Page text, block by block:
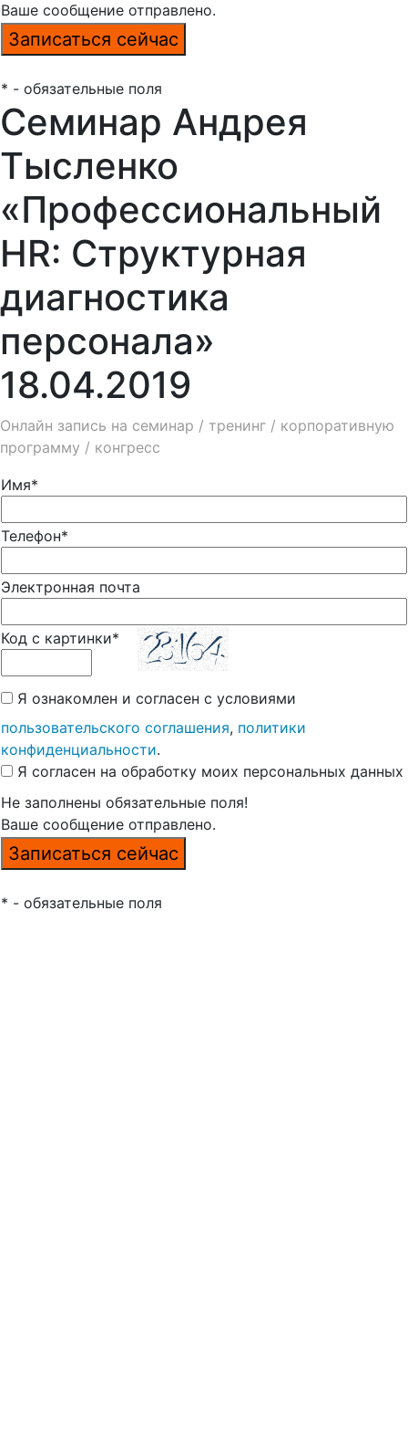
Ваше сообщение отправлено.
* - обязательные поля
Семинар Андрея
Тысленко
«Профессиональный
HR: Структурная
диагностика
персонала»
18.04.2019
Онлайн запись на семинар / тренинг / корпоративную
программу / конгресс
Имя*
Телефон*
Электронная почта
Код с картинки*
Я ознакомлен и согласен с условиями
пользовательского соглашения, политики
конфиденциальности.
Я согласен на обработку моих персональных данных
Не заполнены обязательные поля!
Ваше сообщение отправлено.
* - обязательные поля